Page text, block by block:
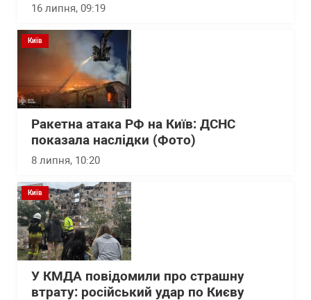
16 липня, 09:19
Київ
Ракетна атака РФ на Київ: ДСНС
показала наслідки (Фото)
8 липня, 10:20
Київ
У КМДА повідомили про страшну
втрату: російський удар по Києву